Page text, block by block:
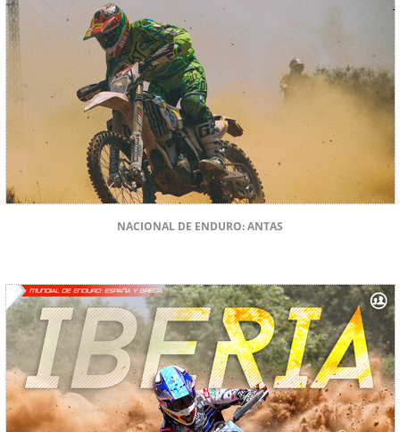
NACIONAL DE ENDURO: ANTAS